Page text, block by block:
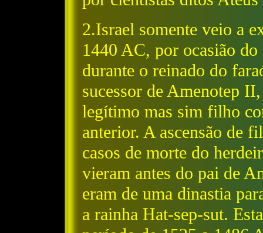
2.Israel somente veio a
1440 AC, por ocasião
durante o reinado do
sucessor de Amenotep
legítimo mas sim filho
anterior. A ascensão de
casos de morte do
vieram antes do pai de
eram de uma dinastia
a rainha Hat-sep-sut.